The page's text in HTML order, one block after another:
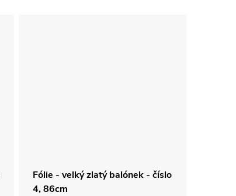
Fólie - velký zlatý balónek - číslo
4, 86cm